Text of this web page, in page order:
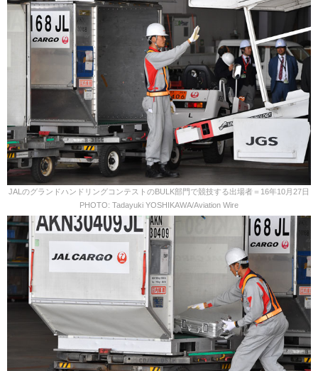
JALのグランドハンドリングコンテストのBULK部門で競技する出場者＝16年10月27日
PHOTO: Tadayuki YOSHIKAWA/Aviation Wire